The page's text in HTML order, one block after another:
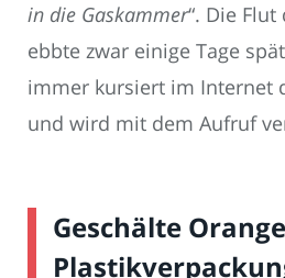
in die Gaskammer“. Die
ebbte zwar einige Tage
immer kursiert im Internet
und wird mit dem Aufruf
Geschälte Orange